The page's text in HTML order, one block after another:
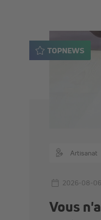
TOPNEWS
Artisanat
2026-08-06
Vous